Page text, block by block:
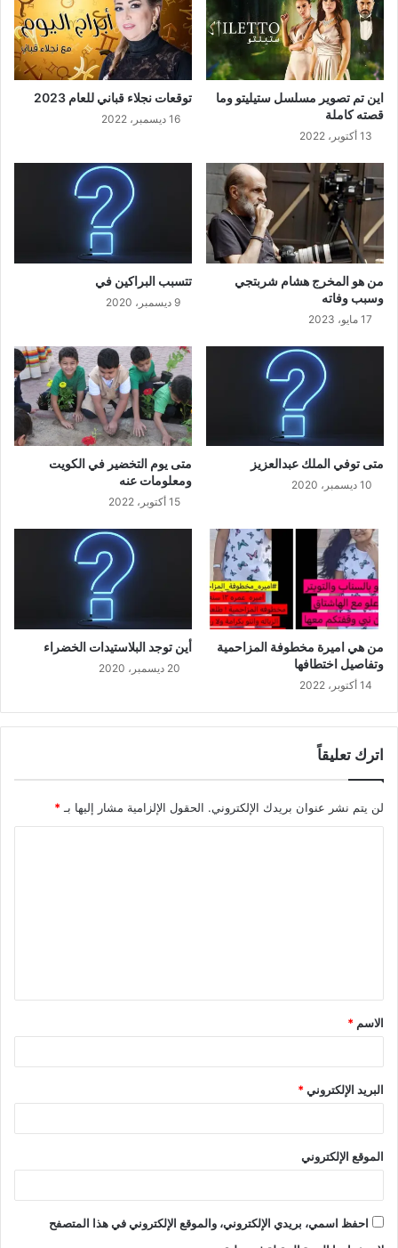
اين تم تصوير مسلسل ستيليتو وما
قصته كاملة
13 أكتوبر، 2022
توقعات نجلاء قباني للعام 2023
16 ديسمبر، 2022
من هو المخرج هشام شربتجي
وسبب وفاته
17 مايو، 2023
تتسبب البراكين في
9 ديسمبر، 2020
متى توفي الملك عبدالعزيز
10 ديسمبر، 2020
متى يوم التخضير في الكويت
ومعلومات عنه
15 أكتوبر، 2022
من هي اميرة مخطوفة المزاحمية
وتفاصيل اختطافها
14 أكتوبر، 2022
أين توجد البلاستيدات الخضراء
20 ديسمبر، 2020
اترك تعليقاً
لن يتم نشر عنوان بريدك الإلكتروني. الحقول الإلزامية مشار إليها بـ*
ق
*
الاسم *
البريد الإلكتروني*
الموقع الإلكتروني
احفظ اسمي، بريدي الإلكتروني، والموقع الإلكتروني في هذا المتصفح